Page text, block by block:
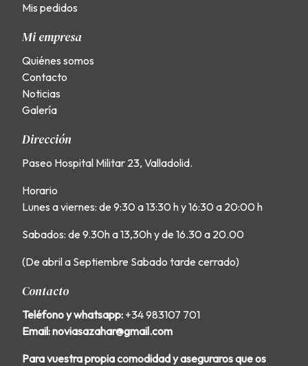
Mis pedidos
Mi empresa
Quiénes somos
Contacto
Noticias
Galería
Dirección
Paseo Hospital Militar 23, Valladolid.
Horario
Lunes a viernes: de 9:30 a 13:30 h y 16:30 a 20:00 h
Sabados: de 9.30h a 13,30h y de 16.30 a 20.00
(De abril a Septiembre Sabado tarde cerrado)
Contacto
Teléfono y whatsapp: +34 983107 701
Email: noviasazahar@gmail.com
Para vuestra propia comodidad y aseguraros que os